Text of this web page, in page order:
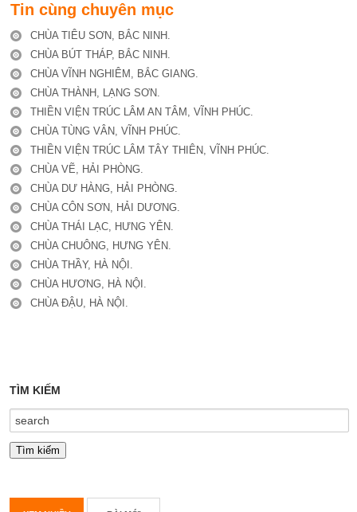
Tin cùng chuyên mục
CHÙA TIÊU SƠN, BẮC NINH.
CHÙA BÚT THÁP, BẮC NINH.
CHÙA VĨNH NGHIÊM, BẮC GIANG.
CHÙA THÀNH, LẠNG SƠN.
THIỀN VIỆN TRÚC LÂM AN TÂM, VĨNH PHÚC.
CHÙA TÙNG VÂN, VĨNH PHÚC.
THIỀN VIỆN TRÚC LÂM TÂY THIÊN, VĨNH PHÚC.
CHÙA VẼ, HẢI PHÒNG.
CHÙA DƯ HÀNG, HẢI PHÒNG.
CHÙA CÔN SƠN, HẢI DƯƠNG.
CHÙA THÁI LẠC, HƯNG YÊN.
CHÙA CHUÔNG, HƯNG YÊN.
CHÙA THẦY, HÀ NỘI.
CHÙA HƯƠNG, HÀ NỘI.
CHÙA ĐẬU, HÀ NỘI.
TÌM KIẾM